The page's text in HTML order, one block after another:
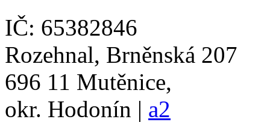
IČ: 65382846
Rozehnal, Brněnská 207
696 11 Mutěnice,
okr. Hodonín | a2